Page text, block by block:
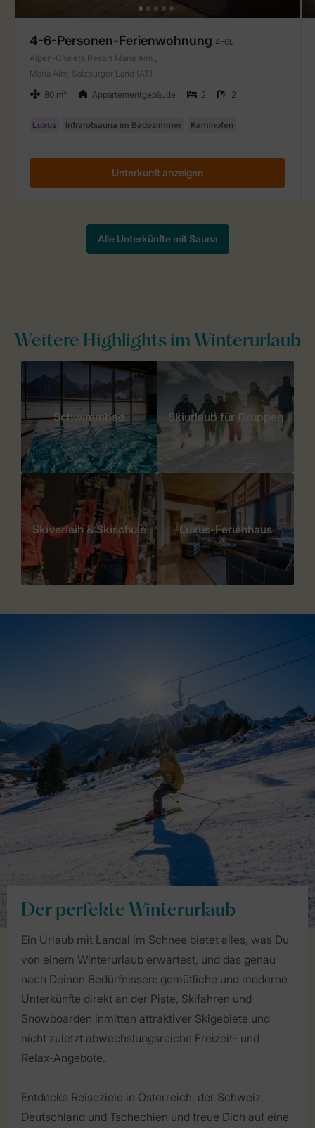
Weitere Highlights im Winterurlaub
Schwimmbad Skiurlaub für Gruppen
Skiverleih & Skischule Luxus-Ferienhaus
Der perfekte Winterurlaub
Ein Urlaub mit Landal im Schnee bietet alles, was Du
von einem Winterurlaub erwartest, und das genau
nach Deinen Bedürfnissen: gemütliche und moderne
Unterkünfte direkt an der Piste, Skifahren und
Snowboarden inmitten attraktiver Skigebiete und
nicht zuletzt abwechslungsreiche Freizeit- und
Relax-Angebote.
Entdecke Reiseziele in Österreich, der Schweiz,
Deutschland und Tschechien und freue Dich auf eine